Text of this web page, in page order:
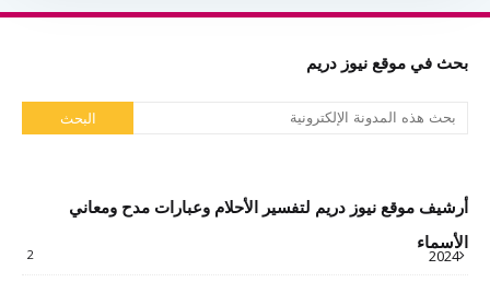
بحث في موقع نيوز دريم
أرشيف موقع نيوز دريم لتفسير الأحلام وعبارات مدح ومعاني
الأسماء
2024
2